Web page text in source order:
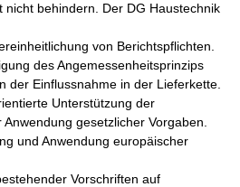
nicht behindern. Der DG Haustechnik
von Berichtspflichten.
des Angemessenheitsprinzips
der Einflussnahme in der Lieferkette.
Unterstützung der
gesetzlicher Vorgaben.
und Anwendung europäischer
Vorschriften auf